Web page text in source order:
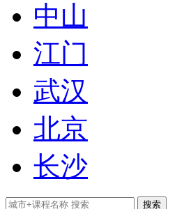
中山
江门
武汉
北京
长沙